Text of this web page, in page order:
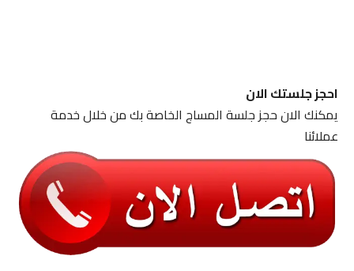
احجز جلستك الان
يمكنك الان حجز جلسة المساج الخاصة بك من خلال خدمة
عملائنا